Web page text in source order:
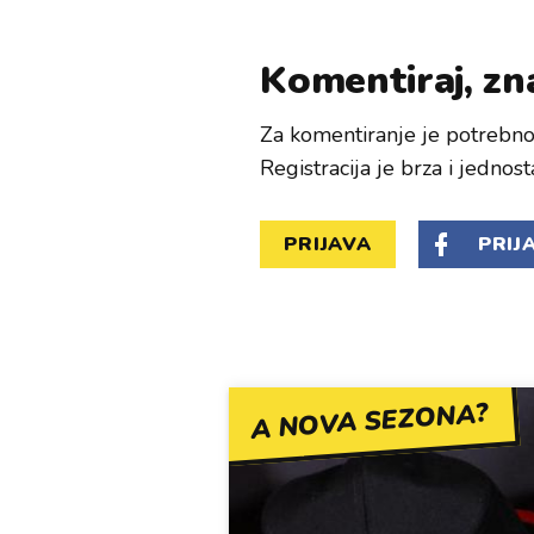
Komentiraj,
Za komentiranje je
Registracija je brza i
PRIJAVA
A NOVA SEZONA?